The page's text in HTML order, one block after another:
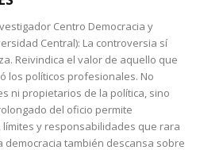
Centro Democracia y
Central): La controversia sí
Reivindica el valor de aquello que
los políticos profesionales. No
ni propietarios de la política, sino
del oficio permite
límites y responsabilidades que rara
democracia también descansa sobre